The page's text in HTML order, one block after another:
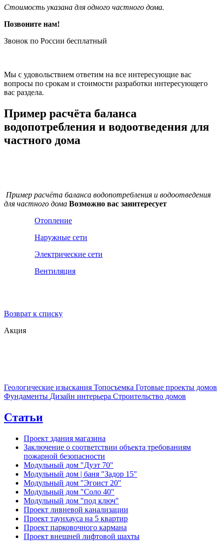
Стоимость указана для одного частного дома.
Позвоните нам!
Звонок по России бесплатный
Мы с удовольствием ответим на все интересующие вас
вопросы по срокам и стоимости разработки интересующего
вас раздела.
Пример расчёта баланса
водопотребления и водоотведения для
частного дома
Пример расчёта баланса водопотребления и водоотведения
для частного дома Возможно вас заинтересует
Отопление
Наружные сети
Электрические сети
Вентиляция
Возврат к списку
Акция
Геологические изыскания Топосъемка Готовые проекты домов
Фундаменты Дизайн интерьера Строительство домов
Статьи
Проект здания магазина
Заключение о соответствии объекта требованиям
пожарной безопасности
Модульный дом "Дуэт 70"
Модульный дом | баня "Задор 15"
Модульный дом "Эгоист 20"
Модульный дом "Соло 40"
Модульный дом "под ключ"
Проект ливневой канализации
Проект таунхауса на 5 квартир
Проект парковочного кармана
Проект внешней лифтовой шахты